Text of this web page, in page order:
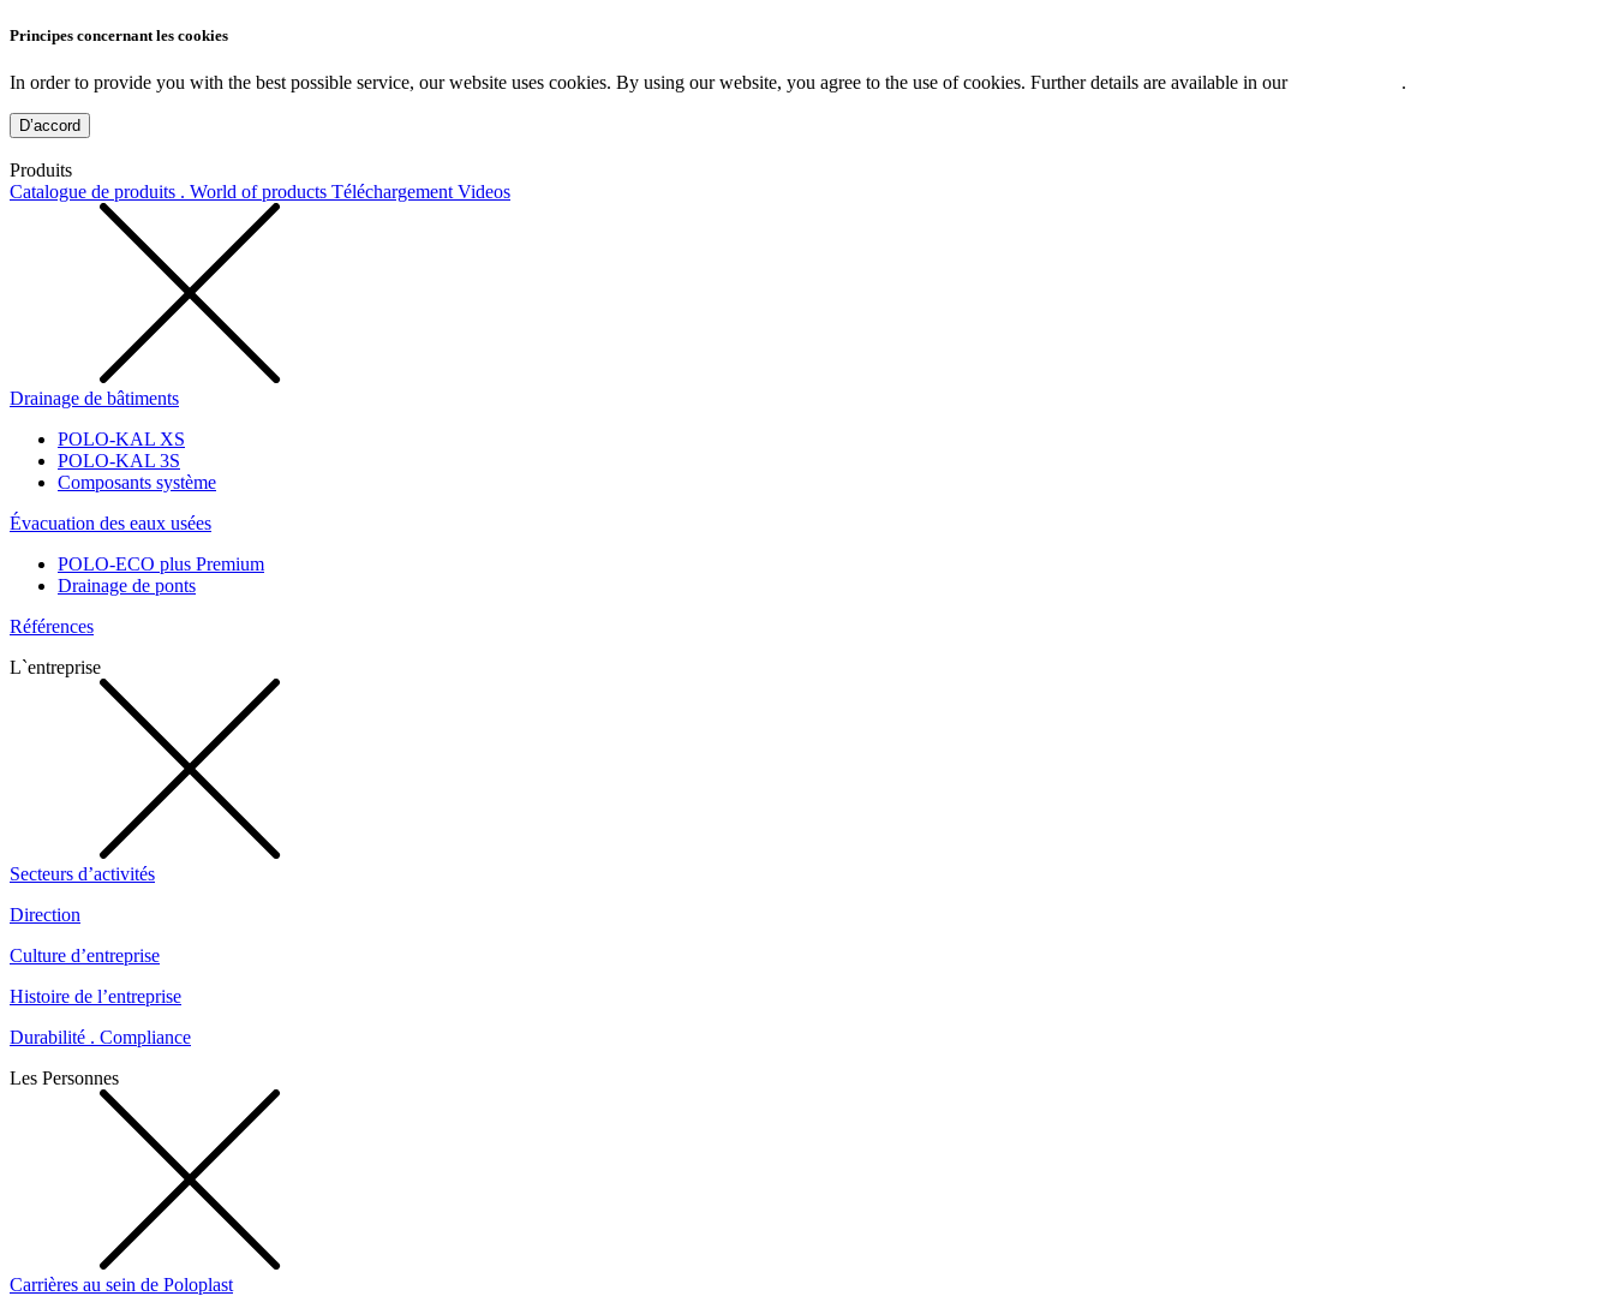
Principes concernant les cookies
In order to provide you with the best possible service, our website uses cookies. By using our website, you agree to the use of cookies. Further details are available in our .
D’accord
Produits
Catalogue de produits . World of products Téléchargement Videos
Drainage de bâtiments
POLO-KAL XS
POLO-KAL 3S
Composants système
Évacuation des eaux usées
POLO-ECO plus Premium
Drainage de ponts
Références
L`entreprise
Secteurs d’activités
Direction
Culture d’entreprise
Histoire de l’entreprise
Durabilité . Compliance
Les Personnes
Carrières au sein de Poloplast